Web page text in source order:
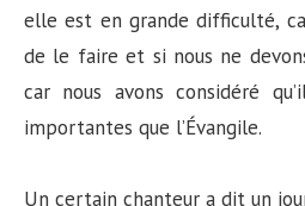
elle est en grande difficulté,
de le faire et si nous ne
car nous avons considéré
importantes que l’Évangile.
Un certain chanteur a dit un